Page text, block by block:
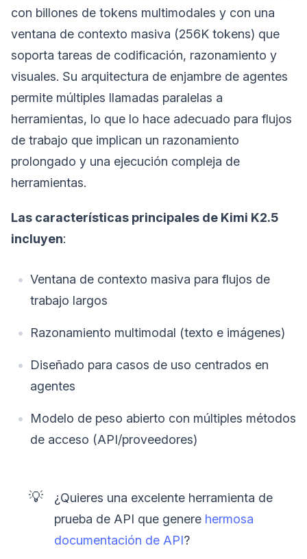
con billones de tokens multimodales y con una
ventana de contexto masiva (256K tokens) que
soporta tareas de codificación, razonamiento y
visuales. Su arquitectura de enjambre de agentes
permite múltiples llamadas paralelas a
herramientas, lo que lo hace adecuado para flujos
de trabajo que implican un razonamiento
prolongado y una ejecución compleja de
herramientas.
Las características principales de Kimi K2.5
incluyen:
Ventana de contexto masiva para flujos de
trabajo largos
Razonamiento multimodal (texto e imágenes)
Diseñado para casos de uso centrados en
agentes
Modelo de peso abierto con múltiples métodos
de acceso (API/proveedores)
💡
¿Quieres una excelente herramienta de
prueba de API que genere hermosa
documentación de API?